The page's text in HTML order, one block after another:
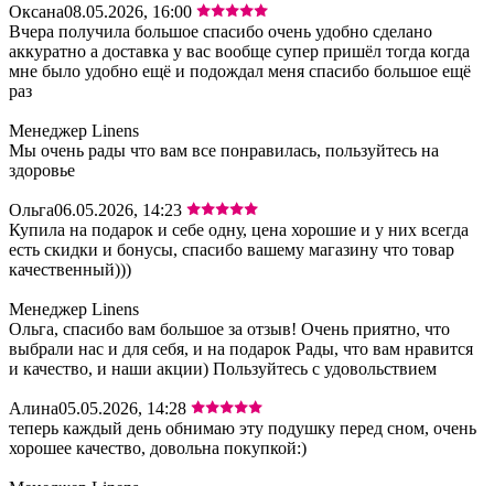
Оксана08.05.2026, 16:00
Вчера получила большое спасибо очень удобно сделано
аккуратно а доставка у вас вообще супер пришёл тогда когда
мне было удобно ещё и подождал меня спасибо большое ещё
раз
Менеджер Linens
Мы очень рады что вам все понравилась, пользуйтесь на
здоровье
Ольга06.05.2026, 14:23
Купила на подарок и себе одну, цена хорошие и у них всегда
есть скидки и бонусы, спасибо вашему магазину что товар
качественный)))
Менеджер Linens
Ольга, спасибо вам большое за отзыв! Очень приятно, что
выбрали нас и для себя, и на подарок Рады, что вам нравится
и качество, и наши акции) Пользуйтесь с удовольствием
Алина05.05.2026, 14:28
теперь каждый день обнимаю эту подушку перед сном, очень
хорошее качество, довольна покупкой:)